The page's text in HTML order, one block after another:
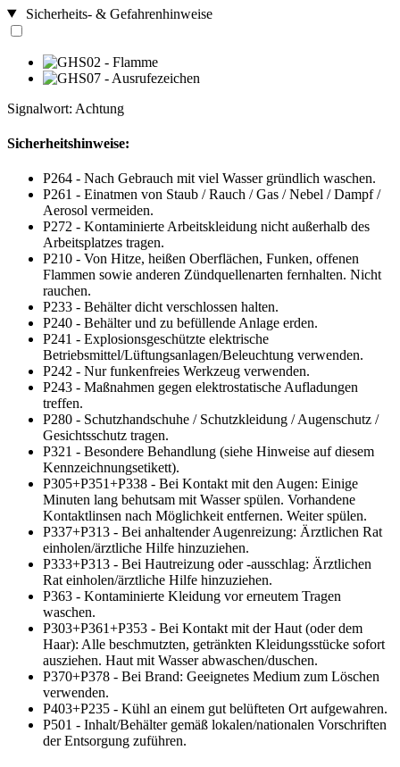
Sicherheits- & Gefahrenhinweise
Signalwort: Achtung
Sicherheitshinweise:
P264 - Nach Gebrauch mit viel Wasser gründlich waschen.
P261 - Einatmen von Staub / Rauch / Gas / Nebel / Dampf /
Aerosol vermeiden.
P272 - Kontaminierte Arbeitskleidung nicht außerhalb des
Arbeitsplatzes tragen.
P210 - Von Hitze, heißen Oberflächen, Funken, offenen
Flammen sowie anderen Zündquellenarten fernhalten. Nicht
rauchen.
P233 - Behälter dicht verschlossen halten.
P240 - Behälter und zu befüllende Anlage erden.
P241 - Explosionsgeschützte elektrische
Betriebsmittel/Lüftungsanlagen/Beleuchtung verwenden.
P242 - Nur funkenfreies Werkzeug verwenden.
P243 - Maßnahmen gegen elektrostatische Aufladungen
treffen.
P280 - Schutzhandschuhe / Schutzkleidung / Augenschutz /
Gesichtsschutz tragen.
P321 - Besondere Behandlung (siehe Hinweise auf diesem
Kennzeichnungsetikett).
P305+P351+P338 - Bei Kontakt mit den Augen: Einige
Minuten lang behutsam mit Wasser spülen. Vorhandene
Kontaktlinsen nach Möglichkeit entfernen. Weiter spülen.
P337+P313 - Bei anhaltender Augenreizung: Ärztlichen Rat
einholen/ärztliche Hilfe hinzuziehen.
P333+P313 - Bei Hautreizung oder -ausschlag: Ärztlichen
Rat einholen/ärztliche Hilfe hinzuziehen.
P363 - Kontaminierte Kleidung vor erneutem Tragen
waschen.
P303+P361+P353 - Bei Kontakt mit der Haut (oder dem
Haar): Alle beschmutzten, getränkten Kleidungsstücke sofort
ausziehen. Haut mit Wasser abwaschen/duschen.
P370+P378 - Bei Brand: Geeignetes Medium zum Löschen
verwenden.
P403+P235 - Kühl an einem gut belüfteten Ort aufgewahren.
P501 - Inhalt/Behälter gemäß lokalen/nationalen Vorschriften
der Entsorgung zuführen.